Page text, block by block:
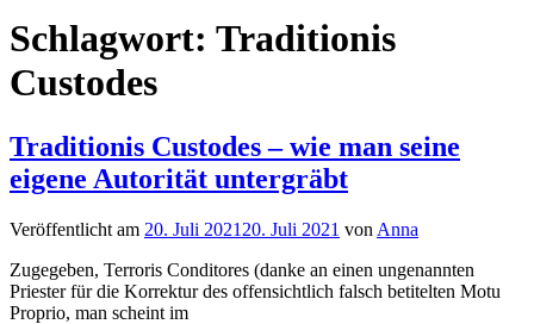
Schlagwort: Traditionis
Custodes
Traditionis Custodes – wie man seine
eigene Autorität untergräbt
Veröffentlicht am 20. Juli 2021 20. Juli 2021 von Anna
Zugegeben, Terroris Conditores (danke an einen ungenannten
Priester für die Korrektur des offensichtlich falsch betitelten Motu
Proprio, man scheint im